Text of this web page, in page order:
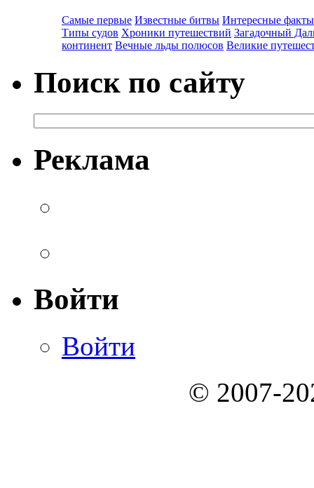
Самые первые Известные битвы Интересные факты
Типы судов Хроники путешествий Загадочный
континент Вечные льды полюсов Великие
Поиск по сайту
Реклама
Войти
Войти
© 2007-